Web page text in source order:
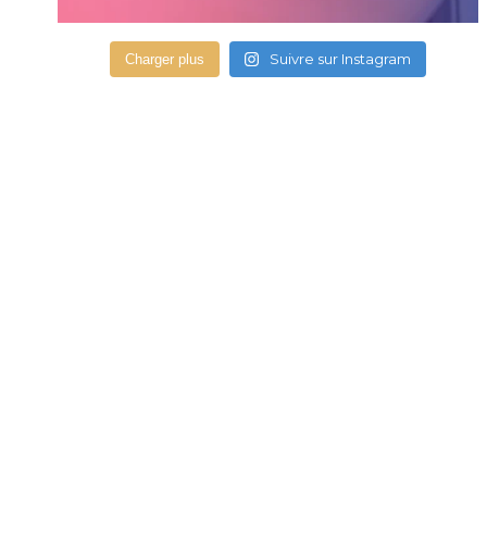
Charger plus Suivre sur Instagram